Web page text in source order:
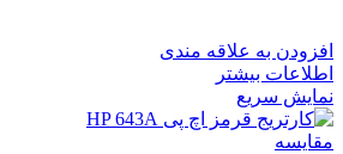
افزودن به علاقه مندی
اطلاعات بیشتر
نمایش سریع
مقايسه